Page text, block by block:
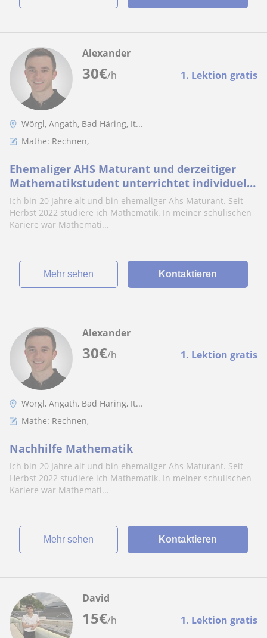
30€/h 1. Lektion gratis
Alexander
Wörgl, Angath, Bad Häring, It...
Mathe: Rechnen,
Ehemaliger AHS Maturant und derzeitiger
Mathematikstudent unterrichtet individuell
auf Schüler/in angepasst das Fach
Mathematik
Ich bin 20 Jahre alt und bin ehemaliger Ahs Maturant. Seit
Herbst 2022 studiere ich Mathematik. In meiner schulischen
Kariere war Mathemati...
Mehr sehen Kontaktieren
30€/h 1. Lektion gratis
Alexander
Wörgl, Angath, Bad Häring, It...
Mathe: Rechnen,
Nachhilfe Mathematik
Ich bin 20 Jahre alt und bin ehemaliger Ahs Maturant. Seit
Herbst 2022 studiere ich Mathematik. In meiner schulischen
Kariere war Mathemati...
Mehr sehen Kontaktieren
15€/h 1. Lektion gratis
David